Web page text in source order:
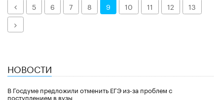
Назад
5 6 7 8 9 10 11 12
13
Далее
НОВОСТИ
В Госдуме предложили отменить ЕГЭ из-за проблем с
поступлением в вузы